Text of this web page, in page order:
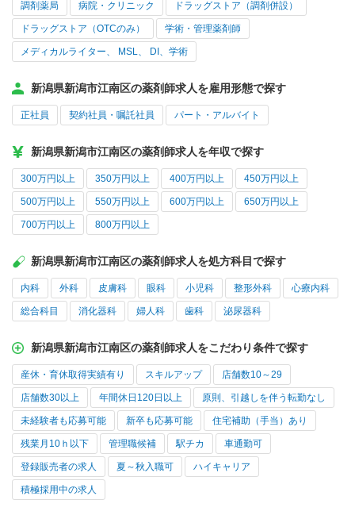
調剤薬局 病院・クリニック ドラッグストア（調剤併設）
ドラッグストア（OTCのみ） 学術・管理薬剤師
メディカルライター、 MSL、 DI、学術
新潟県新潟市江南区の薬剤師求人を雇用形態で探す
正社員 契約社員・嘱託社員 パート・アルバイト
新潟県新潟市江南区の薬剤師求人を年収で探す
300万円以上 350万円以上 400万円以上 450万円以上
500万円以上 550万円以上 600万円以上 650万円以上
700万円以上 800万円以上
新潟県新潟市江南区の薬剤師求人を処方科目で探す
内科 外科 皮膚科 眼科 小児科 整形外科 心療内科
総合科目 消化器科 婦人科 歯科 泌尿器科
新潟県新潟市江南区の薬剤師求人をこだわり条件で探す
産休・育休取得実績有り スキルアップ 店舗数10～29
店舗数30以上 年間休日120日以上 原則、引越しを伴う転勤なし
未経験者も応募可能 新卒も応募可能 住宅補助（手当）あり
残業月10ｈ以下 管理職候補 駅チカ 車通勤可
登録販売者の求人 夏～秋入職可 ハイキャリア
積極採用中の求人